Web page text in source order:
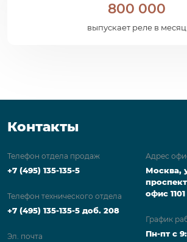
800 000
выпускает реле в месяц
Контакты
Телефон отдела продаж
+7 (495) 135-135-5
Телефон технического отдела
+7 (495) 135-135-5 доб. 208
Эл. почта
Адрес
Москва,
офис 1101
График
Пн-пт с